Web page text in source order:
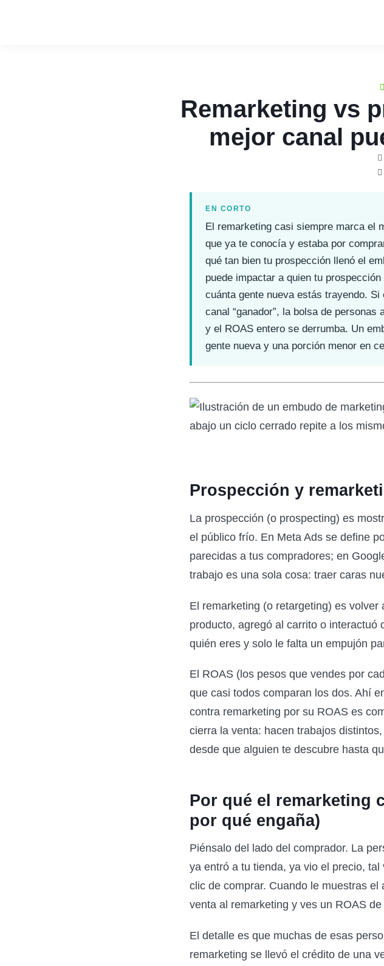
Remarketing vs
mejor canal
EN CORTO
El remarketing casi siempre marca el
que ya te conocía y estaba por
qué tan bien tu prospección llenó el
puede impactar a quien tu
cuánta gente nueva estás trayendo.
canal “ganador”, la bolsa de
y el ROAS entero se derrumba. Un
gente nueva y una porción menor en
Prospección y
La prospección (o prospecting) es
el público frío. En Meta Ads se define
parecidas a tus compradores; en
trabajo es una sola cosa: traer caras
El remarketing (o retargeting) es
producto, agregó al carrito o interactuó
quién eres y solo le falta un empujón
El ROAS (los pesos que vendes por
que casi todos comparan los dos. Ahí
contra remarketing por su ROAS es
cierra la venta: hacen trabajos
desde que alguien te descubre hasta
Por qué el remarketing
por qué engaña)
Piénsalo del lado del comprador. La
ya entró a tu tienda, ya vio el precio,
clic de comprar. Cuando le muestras
venta al remarketing y ves un ROAS
El detalle es que muchas de esas
remarketing se llevó el crédito de una